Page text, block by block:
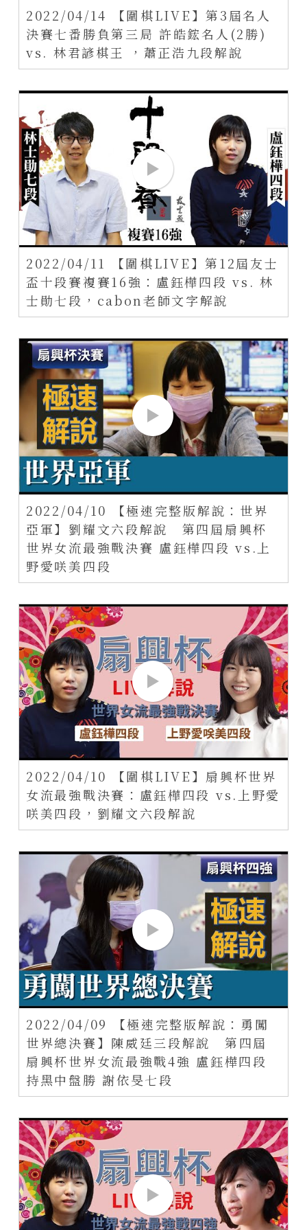
2022/04/14 【圍棋LIVE】第3屆名人
決賽七番勝負第三局 許皓鋐名人(2勝)
vs. 林君諺棋王 ，蕭正浩九段解說
2022/04/11 【圍棋LIVE】第12屆友士
盃十段賽複賽16強：盧鈺樺四段 vs. 林
士勛七段，cabon老師文字解說
2022/04/10 【極速完整版解說：世界
亞軍】劉耀文六段解說 第四屆扇興杯
世界女流最強戰決賽 盧鈺樺四段 vs.上
野愛咲美四段
2022/04/10 【圍棋LIVE】扇興杯世界
女流最強戰決賽：盧鈺樺四段 vs.上野愛
咲美四段，劉耀文六段解說
2022/04/09 【極速完整版解說：勇闖
世界總決賽】陳威廷三段解說 第四屆
扇興杯世界女流最強戰4強 盧鈺樺四段
持黑中盤勝 謝依旻七段